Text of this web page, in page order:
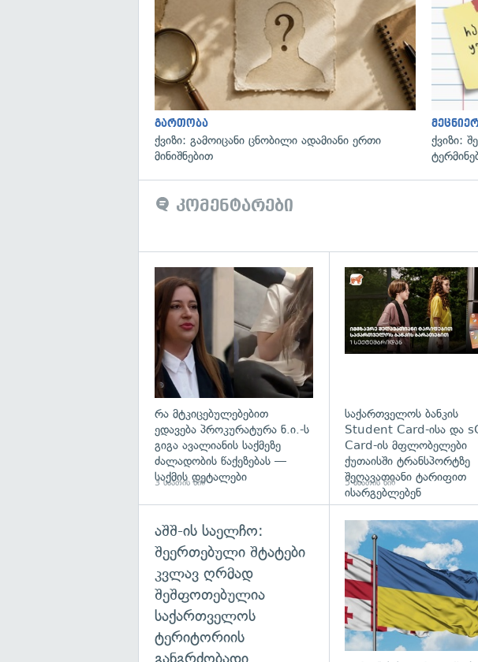
გართობა
ქვიზი: გამოიცანი ცნობილი ადამიანი ერთი
მინიშნებით
ქვიზი:
კომენტარები
გადახედვა
რა მტკიცებულებებით
ედავება პროკურატურა ნ.ი.-ს
გიგა ავალიანის საქმეზე
ძალადობის წაქეზებას —
საქმის დეტალები
3 საათის წინ
საქართველოს ბანკის
Student Card-ისა და
Card-ის მფლობელები
ქუთაისში ტრანსპორტზე
შეღავათიანი ტარიფით
ისარგებლებენ
5 საათის წინ
აშშ-ის საელჩო:
შეერთებული შტატები
კვლავ ღრმად
შეშფოთებულია
საქართველოს
ტერიტორიის
განგრძობადი